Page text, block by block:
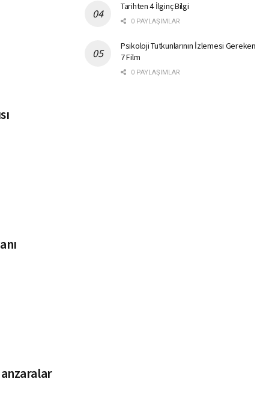
Tarihten 4 İlginç Bilgi
0 PAYLAŞIMLAR
Psikoloji Tutkunlarının İzlemesi Gereken
7 Film
0 PAYLAŞIMLAR